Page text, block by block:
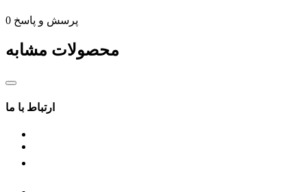
0 پرسش و پاسخ
محصولات مشابه
ارتباط با ما